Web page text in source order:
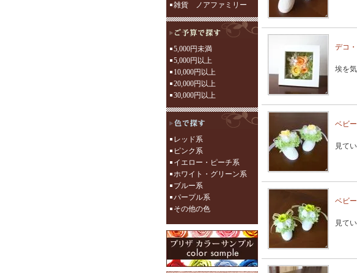
雑貨 ノアファミリー
5,000円未満
5,000円以上
10,000円以上
20,000円以上
30,000円以上
レッド系
ピンク系
イエロー・ピーチ系
ホワイト・グリーン系
ブルー系
パープル系
その他の色
デコ
埃を
ベビ
見て
ベビ
見て